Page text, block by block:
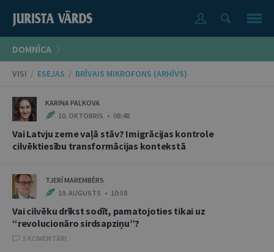
DOMNĪCA
VISI / ESEJAS / BRĪVAIS MIKROFONS (ARHĪVS)
KARINA PALKOVA
10. OKTOBRIS • 08:48
Vai Latvju zeme vaļā stāv? Imigrācijas kontrole
cilvēktiesību transformācijas kontekstā
TJERĪ MAREMBĒRS
19. AUGUSTS • 10:58
Vai cilvēku drīkst sodīt, pamatojoties tikai uz
“revolucionāro sirdsapziņu”?
5 KOMENTĀRI